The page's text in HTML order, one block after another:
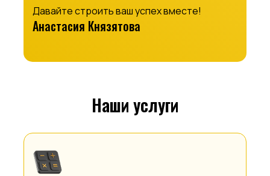
Давайте строить ваш успех вместе!
Анастасия Князятова
Наши услуги